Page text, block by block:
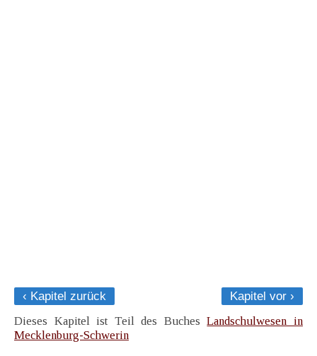
‹ Kapitel zurück
Kapitel vor ›
Dieses Kapitel ist Teil des BuchesLandschulwesen in
Mecklenburg-Schwerin